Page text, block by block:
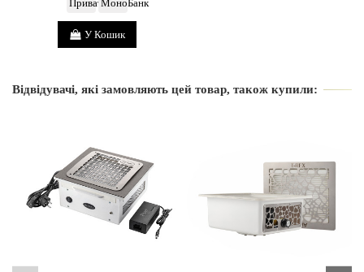
У Кошик
Відвідувачі, які замовляють цей товар, також купили: